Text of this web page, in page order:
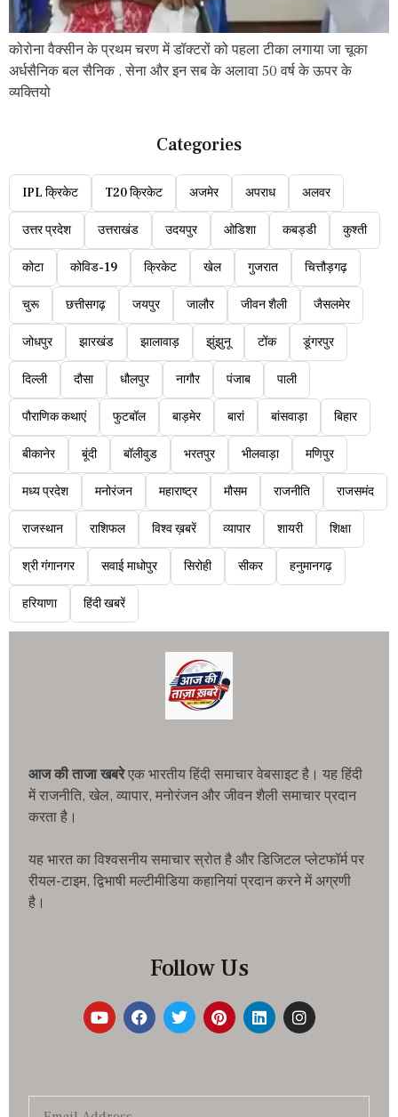
कोरोना वैक्सीन के प्रथम चरण में डॉक्टरों को पहला टीका लगाया जा चूका
अर्धसैनिक बल सैनिक , सेना और इन सब के अलावा 50 वर्ष के ऊपर के
व्यक्तियो
Categories
IPL क्रिकेट T20 क्रिकेट अजमेर अपराध अलवर
उत्तर प्रदेश उत्तराखंड उदयपुर ओडिशा कबड्डी कुश्ती
कोटा कोविड-19 क्रिकेट खेल गुजरात चित्तौड़गढ़
चुरू छत्तीसगढ़ जयपुर जालौर जीवन शैली जैसलमेर
जोधपुर झारखंड झालावाड़ झुंझुनू टोंक डूंगरपुर
दिल्ली दौसा धौलपुर नागौर पंजाब पाली
पौराणिक कथाएं फुटबॉल बाड़मेर बारां बांसवाड़ा बिहार
बीकानेर बूंदी बॉलीवुड भरतपुर भीलवाड़ा मणिपुर
मध्य प्रदेश मनोरंजन महाराष्ट्र मौसम राजनीति राजसमंद
राजस्थान राशिफल विश्व ख़बरें व्यापार शायरी शिक्षा
श्री गंगानगर सवाई माधोपुर सिरोही सीकर हनुमानगढ़
हरियाणा हिंदी खबरें
आज की ताजा खबरेएक भारतीय हिंदी समाचार वेबसाइट है। यह हिंदी
में राजनीति, खेल, व्यापार, मनोरंजन और जीवन शैली समाचार प्रदान
करता है।
यह भारत का विश्वसनीय समाचार स्रोत है और डिजिटल प्लेटफॉर्म पर
रीयल-टाइम, द्विभाषी मल्टीमीडिया कहानियां प्रदान करने में अग्रणी
है।
Follow Us